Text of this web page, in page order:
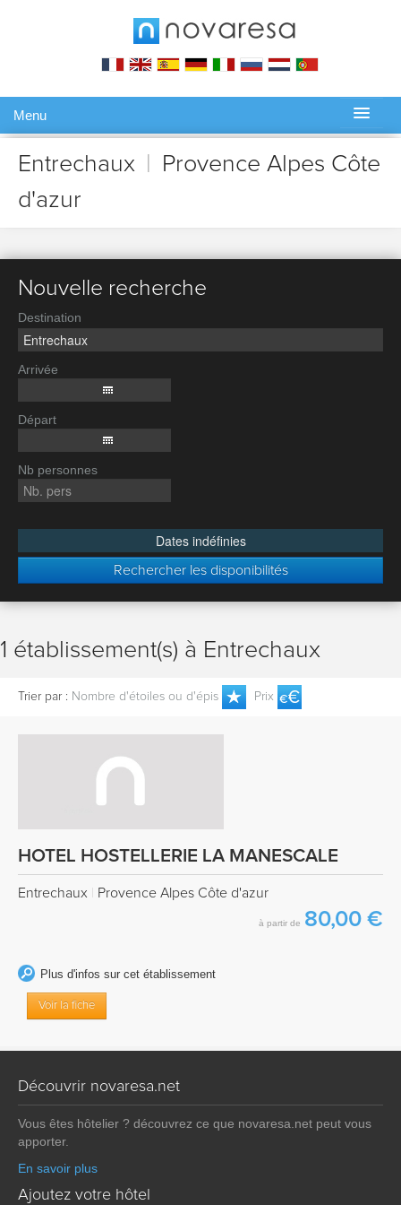
Menu
Gérer ma réservation
Entrechaux
Provence Alpes Côte
d'azur
Nouvelle recherche
Destination
Arrivée
Départ
Nb personnes
Dates indéfinies
Rechercher les disponibilités
1 établissement(s) à Entrechaux
Trier par : Nombre d'étoiles ou d'épis Prix
HOTEL HOSTELLERIE LA MANESCALE
Entrechaux Provence Alpes Côte d'azur
à partir de 80,00 €
Plus d'infos sur cet établissement
Voir la fiche
Découvrir novaresa.net
Vous êtes hôtelier ? découvrez ce que novaresa.net peut vous
apporter.
En savoir plus
Ajoutez votre hôtel